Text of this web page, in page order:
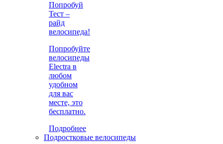
Попробуй
Тест –
райд
велосипеда!
Попробуйте
велосипеды
Electra в
любом
удобном
для вас
месте, это
бесплатно.
Подробнее
Подростковые велосипеды